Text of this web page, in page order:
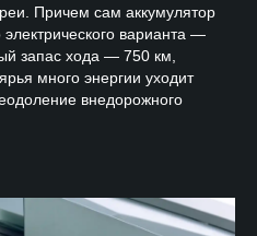
Причем сам аккумулятор
варианта —
запас хода — 750 км,
много энергии уходит
внедорожного